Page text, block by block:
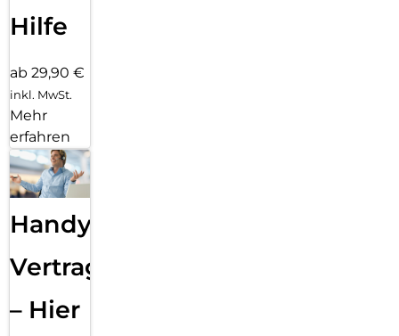
Hilfe
ab 29,90 €
inkl. MwSt.
Mehr
erfahren
Handy
Vertragsabwicklung
– Hier